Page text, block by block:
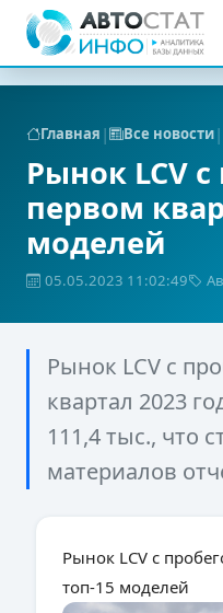
Главная | Все новости|
Рынок LCV
первом
моделей
05.05.2023 11:02:49
Рынок LCV с
квартал 2023
111,4 тыс., что
материалов
Рынок LCV с
топ-15 моделей